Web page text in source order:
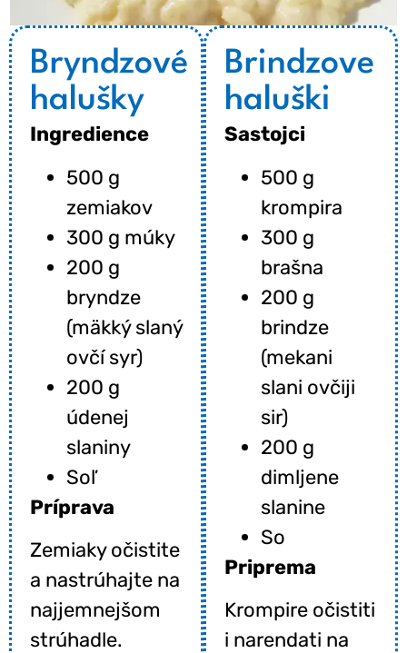
Bryndzové
halušky
Ingredience
500 g
zemiakov
300 g múky
200 g
bryndze
(mäkký slaný
ovčí syr)
200 g
údenej
slaniny
Soľ
Príprava
Zemiaky očistite
a nastrúhajte na
najjemnejšom
strúhadle.
Brindzove
haluški
Sastojci
500 g
krompira
300 g
brašna
200 g
brindze
(mekani
slani ovčiji
sir)
200 g
dimljene
slanine
So
Priprema
Krompire očistiti
i narendati na